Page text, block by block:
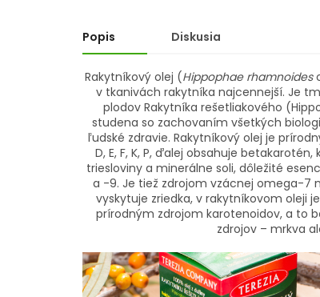
Popis Diskusia
Rakytníkový olej (Hippophae rhamnoides
v tkanivách rakytníka najcennejší. Je
plodov Rakytníka rešetliakového
studena so zachovaním všetkých
ľudské zdravie. Rakytníkový olej je
D, E, F, K, P, ďalej obsahuje
triesloviny a minerálne soli, dôležité
a -9. Je tiež zdrojom vzácnej omega-7
vyskytuje zriedka, v rakytníkovom oleji
prírodným zdrojom karotenoidov, a to
zdrojov – mrkva